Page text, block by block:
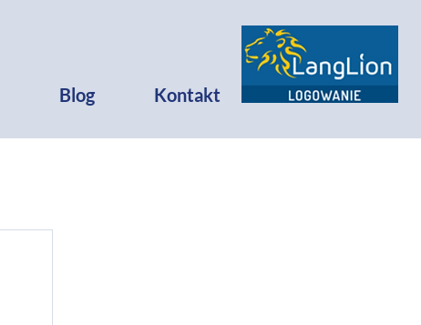
Blog Kontakt